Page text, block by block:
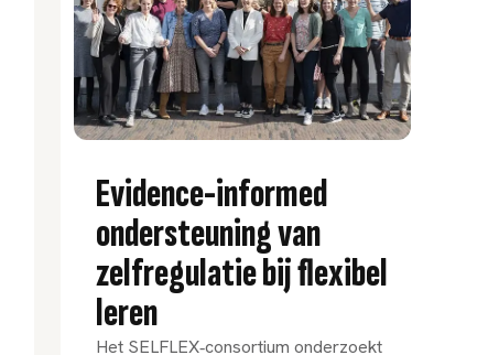
Evidence-informed
ondersteuning van
zelfregulatie bij flexibel
leren
Het SELFLEX‑consortium onderzoekt